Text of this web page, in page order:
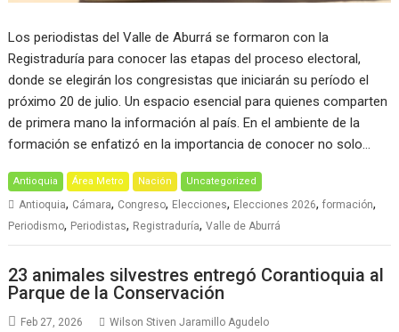
Los periodistas del Valle de Aburrá se formaron con la
Registraduría para conocer las etapas del proceso electoral,
donde se elegirán los congresistas que iniciarán su período el
próximo 20 de julio. Un espacio esencial para quienes comparten
de primera mano la información al país. En el ambiente de la
formación se enfatizó en la importancia de conocer no solo…
Antioquia Área Metro Nación Uncategorized
Antioquia, Cámara, Congreso, Elecciones, Elecciones 2026,formación,
Periodismo, Periodistas, Registraduría,Valle de Aburrá
23 animales silvestres entregó Corantioquia al
Parque de la Conservación
Feb 27, 2026 Wilson Stiven Jaramillo Agudelo